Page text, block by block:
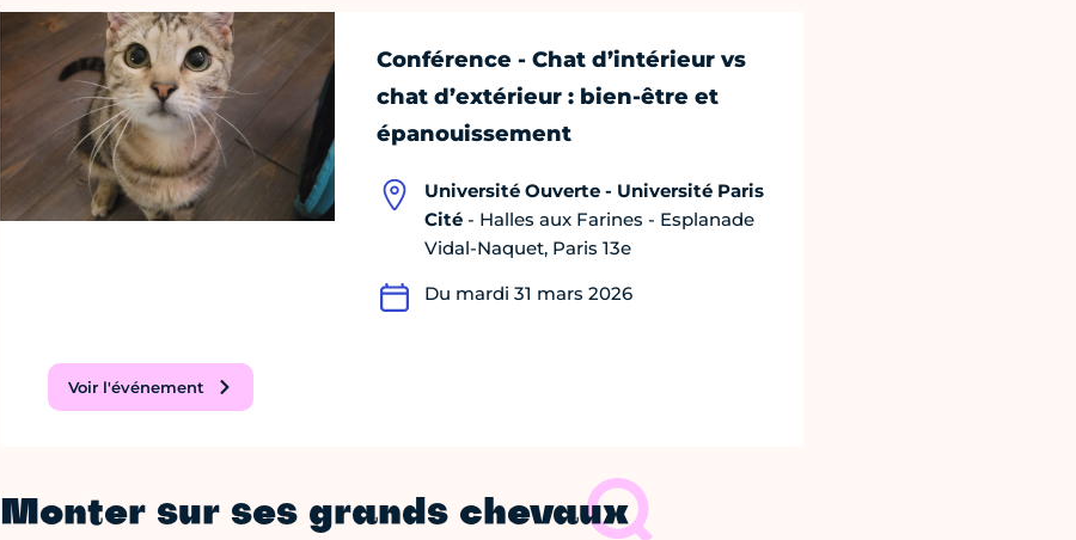
Conférence - Chat d’intérieur vs
chat d’extérieur : bien-être et
épanouissement
Université Ouverte - Université Paris
Cité- Halles aux Farines - Esplanade
Vidal-Naquet, Paris 13e
Du mardi 31 mars 2026
Voir l'événement
Monter sur ses grands chevaux